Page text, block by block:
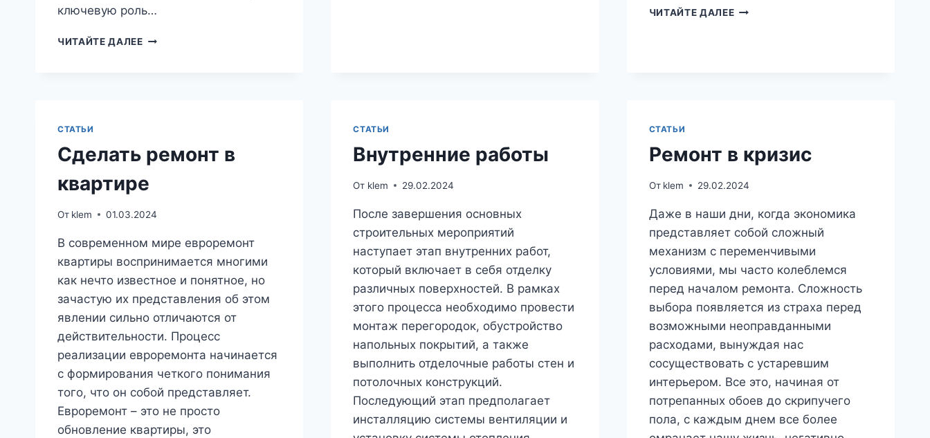
ключевую роль…
ЧИТАЙТЕ ДАЛЕЕ3
ЧИТАЙТЕ ДАЛЕЕОТДЕЛКА
СТАТЬИ
Сделать ремонт в
квартире
От klem 01.03.2024
В современном мире евроремонт
квартиры воспринимается многими
как нечто известное и понятное, но
зачастую их представления об этом
явлении сильно отличаются от
действительности. Процесс
реализации евроремонта начинается
с формирования четкого понимания
того, что он собой представляет.
Евроремонт – это не просто
обновление квартиры, это
СТАТЬИ
Внутренние работы
От klem 29.02.2024
После завершения основных
строительных мероприятий
наступает этап внутренних работ,
который включает в себя отделку
различных поверхностей. В рамках
этого процесса необходимо провести
монтаж перегородок, обустройство
напольных покрытий, а также
выполнить отделочные работы стен и
потолочных конструкций.
Последующий этап предполагает
инсталляцию системы вентиляции и
СТАТЬИ
Ремонт в кризис
От klem 29.02.2024
Даже в наши дни, когда экономика
представляет собой сложный
механизм с переменчивыми
условиями, мы часто колеблемся
перед началом ремонта. Сложность
выбора появляется из страха перед
возможными неоправданными
расходами, вынуждая нас
сосуществовать с устаревшим
интерьером. Все это, начиная от
потрепанных обоев до скрипучего
пола, с каждым днем все более